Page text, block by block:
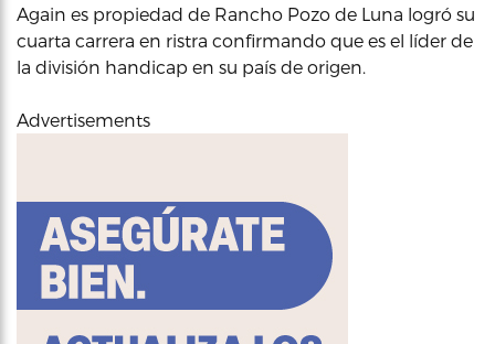
Again es propiedad de Rancho Pozo de Luna logró su
cuarta carrera en ristra confirmando que es el líder de
la división handicap en su país de origen.
Advertisements